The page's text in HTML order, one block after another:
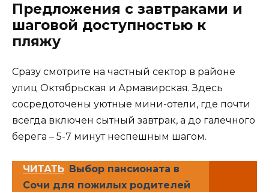
Предложения с завтраками и
шаговой доступностью к
пляжу
Сразу смотрите на частный сектор в районе
улиц Октябрьская и Армавирская. Здесь
сосредоточены уютные мини-отели, где почти
всегда включен сытный завтрак, а до галечного
берега – 5-7 минут неспешным шагом.
ЧИТАТЬ Выбор пансионата в
Сочи для пожилых родителей